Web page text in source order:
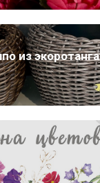
из экоротанга